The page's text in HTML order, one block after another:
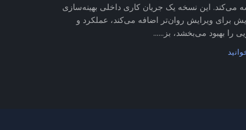
می‌کند. این نسخه یک جریان کاری داخلی بهینه‌سازی
برای ویرایش روان‌تر اضافه می‌کند، عملکرد و
را بهبود می‌بخشد، بز......